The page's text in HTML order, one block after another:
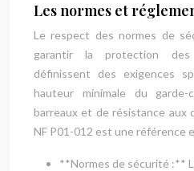
Les normes et
Le respect des normes de
garantir la protection
définissent des exigences
hauteur minimale du garde-
barreaux et de résistance aux
NF P01-012 est une référence
**Normes de sécurité :**